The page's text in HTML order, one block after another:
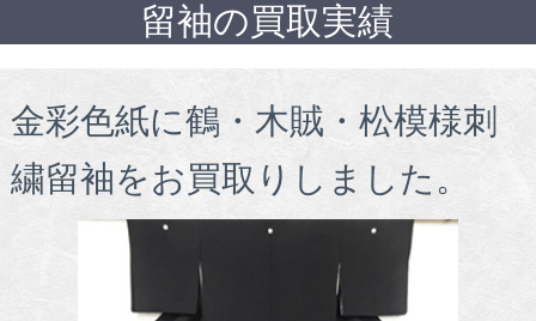
留袖の買取実績
金彩色紙に鶴・木賊・松模様刺
繍留袖をお買取りしました。